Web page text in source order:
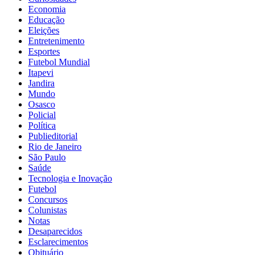
Economia
Educação
Eleições
Entretenimento
Esportes
Futebol Mundial
Itapevi
Jandira
Mundo
Osasco
Policial
Política
Publieditorial
Rio de Janeiro
São Paulo
Saúde
Tecnologia e Inovação
Futebol
Concursos
Colunistas
Notas
Desaparecidos
Esclarecimentos
Obituário